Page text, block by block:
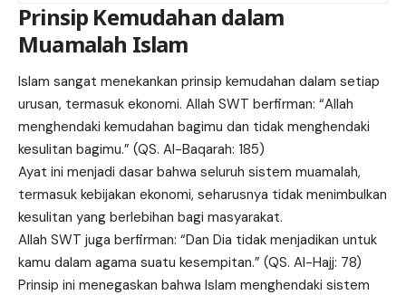
Prinsip Kemudahan dalam
Muamalah Islam
Islam sangat menekankan prinsip kemudahan dalam setiap
urusan, termasuk ekonomi. Allah SWT berfirman: “Allah
menghendaki kemudahan bagimu dan tidak menghendaki
kesulitan bagimu.” (QS. Al-Baqarah: 185)
Ayat ini menjadi dasar bahwa seluruh sistem muamalah,
termasuk kebijakan ekonomi, seharusnya tidak menimbulkan
kesulitan yang berlebihan bagi masyarakat.
Allah SWT juga berfirman: “Dan Dia tidak menjadikan untuk
kamu dalam agama suatu kesempitan.” (QS. Al-Hajj: 78)
Prinsip ini menegaskan bahwa Islam menghendaki sistem